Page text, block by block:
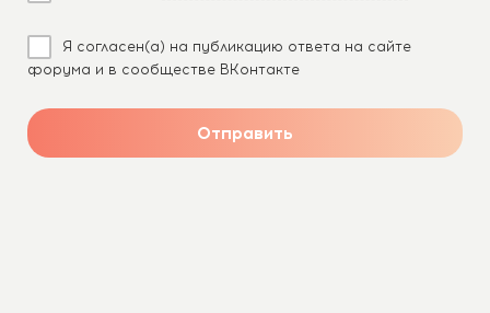
Я согласен(а) на публикацию ответа на сайте
форума и в сообществе ВКонтакте
Отправить